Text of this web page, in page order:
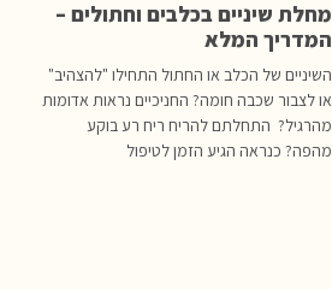
מחלת שיניים בכלבים וחתולים –
המדריך המלא
השיניים של הכלב או החתול התחילו "להצהיב"
או לצבור שכבה חומה? החניכיים נראות אדומות
מהרגיל? התחלתם להריח ריח רע בוקע
מהפה? כנראה הגיע הזמן לטיפול